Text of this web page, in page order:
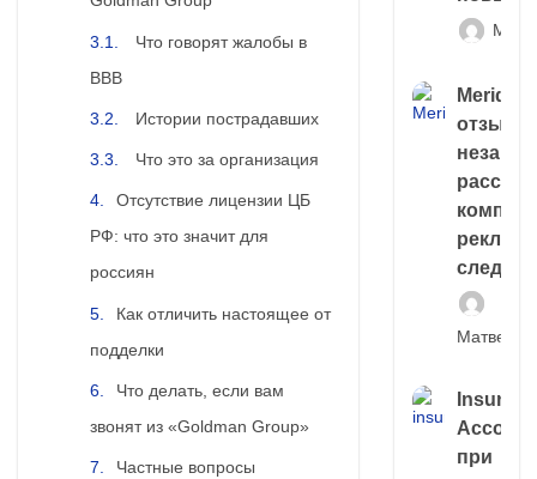
Что говорят жалобы в
BBB
Истории пострадавших
Что это за организация
Отсутствие лицензии ЦБ
РФ: что это значит для
россиян
Как отличить настоящее от
подделки
Что делать, если вам
звонят из «Goldman Group»
Частные вопросы
следа
Матвей
Account
при